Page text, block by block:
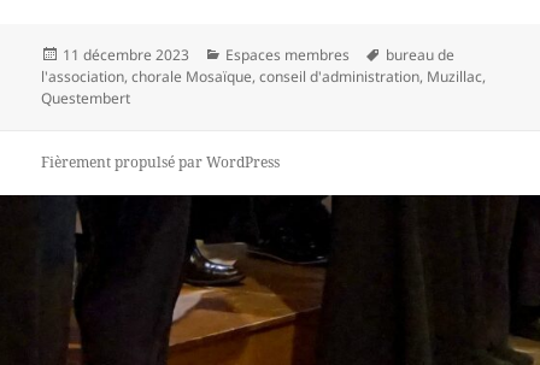
Publié
le
11 décembre 2023 Catégories
Espaces membres
Mots-
clés
bureau de
l'association,chorale Mosaïque,conseil d'administration, Muzillac,
Questembert
Fièrement propulsé par WordPress